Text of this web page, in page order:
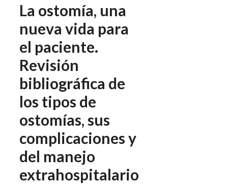
La ostomía, una
nueva vida para
el paciente.
Revisión
bibliográfica de
los tipos de
ostomías, sus
complicaciones y
del manejo
extrahospitalario